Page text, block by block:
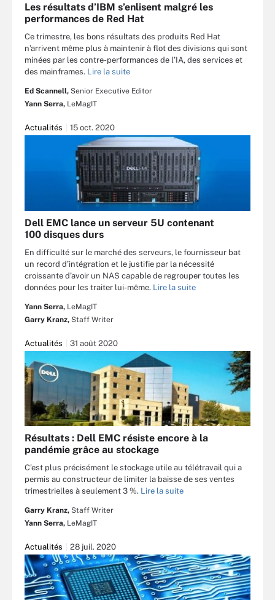
Les résultats d’IBM s’enlisent malgré les
performances de Red Hat
Ce trimestre, les bons résultats des produits Red Hat
n’arrivent même plus à maintenir à flot des divisions qui sont
minées par les contre-performances de l’IA, des services et
des mainframes. Lire la suite
Ed Scannell, Senior Executive Editor
Yann Serra, LeMagIT
Actualités 15 oct. 2020
Dell EMC lance un serveur 5U contenant
100 disques durs
En difficulté sur le marché des serveurs, le fournisseur bat
un record d’intégration et le justifie par la nécessité
croissante d’avoir un NAS capable de regrouper toutes les
données pour les traiter lui-même. Lire la suite
Yann Serra, LeMagIT
Garry Kranz, Staff Writer
Actualités 31 août 2020
Résultats : Dell EMC résiste encore à la
pandémie grâce au stockage
C’est plus précisément le stockage utile au télétravail qui a
permis au constructeur de limiter la baisse de ses ventes
trimestrielles à seulement 3 %. Lire la suite
Garry Kranz, Staff Writer
Yann Serra, LeMagIT
Actualités 28 juil. 2020